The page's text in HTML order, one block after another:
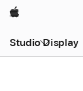
Apple
Studio Display